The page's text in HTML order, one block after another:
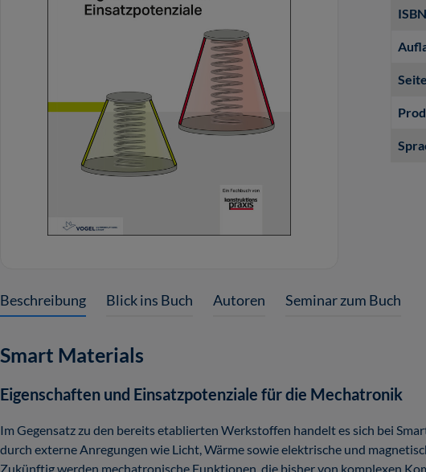
ISBN
Beschreibung Blick ins Buch Autoren Seminar zum Buch
Smart Materials
Eigenschaften und Einsatzpotenziale für die Mechatronik
Im Gegensatz zu den bereits etablierten Werkstoffen handelt es sich bei
durch externe Anregungen wie Licht, Wärme sowie elektrische und
Zukünftig werden mechatronische Funktionen, die bisher von komplexen